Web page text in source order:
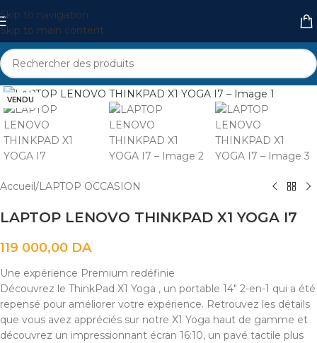
Skip to navigation
Skip to main content
VENDU
Cliquez pour agrandir
Accueil /LAPTOP OCCASION
LAPTOP LENOVO THINKPAD X1 YOGA I7
119 000,00 DA
Une expérience Premium redéfinie
Découvrez le ThinkPad X1 Yoga , un portable 14″ 2-en-1 qui a été
repensé pour améliorer votre expérience. Retrouvez les détails
que vous avez appréciés sur notre X1 Yoga haut de gamme et
découvrez un impressionnant écran 16:10, un pavé tactile plus